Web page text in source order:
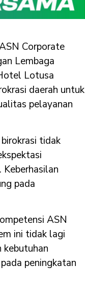
Corporate
Lembaga
Lotusa
daerah untuk
pelayanan
tidak
pada
ASN
ini tidak lagi
kebutuhan
peningkatan